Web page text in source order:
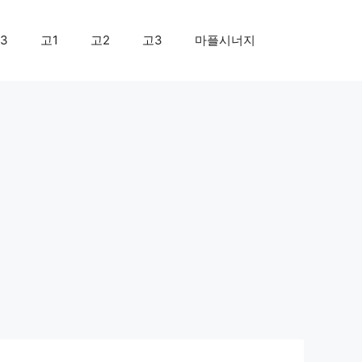
고1 고2 고3 마플시너지